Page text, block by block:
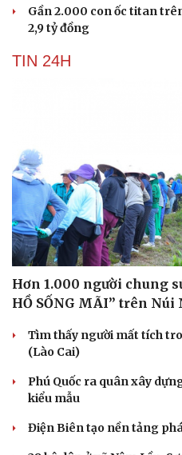
Gần 2.000 con ốc titan
2,9 tỷ đồng
TIN 24H
Hơn 1.000 người chung
HỒ SỐNG MÃI” trên Núi
Tìm thấy người mất tích
(Lào Cai)
Phú Quốc ra quân xây
kiểu mẫu
Điện Biên tạo nền tảng